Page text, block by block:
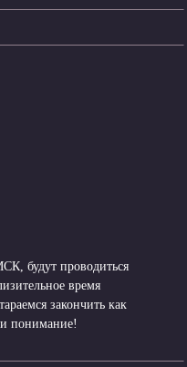
будут проводиться
время
закончить как
понимание!